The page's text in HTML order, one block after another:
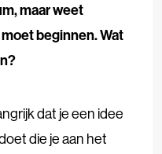
maar weet
beginnen. Wat
dat je een idee
die je aan het